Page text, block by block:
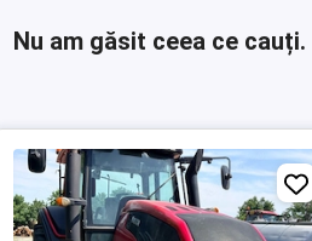
Nu am găsit ceea ce cauți.